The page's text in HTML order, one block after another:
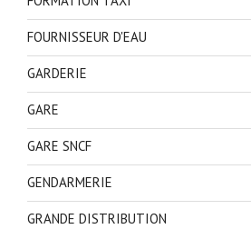
FOURNISSEUR D'EAU
GARDERIE
GARE
GARE SNCF
GENDARMERIE
GRANDE DISTRIBUTION